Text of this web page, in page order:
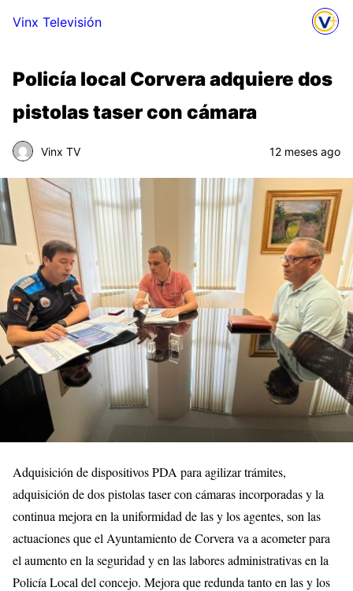
Vinx Televisión
Policía local Corvera adquiere dos
pistolas taser con cámara
Vinx TV 12 meses ago
Adquisición de dispositivos PDA para agilizar trámites,
adquisición de dos pistolas taser con cámaras incorporadas y la
continua mejora en la uniformidad de las y los agentes, son las
actuaciones que el Ayuntamiento de Corvera va a acometer para
el aumento en la seguridad y en las labores administrativas en la
Policía Local del concejo. Mejora que redunda tanto en las y los